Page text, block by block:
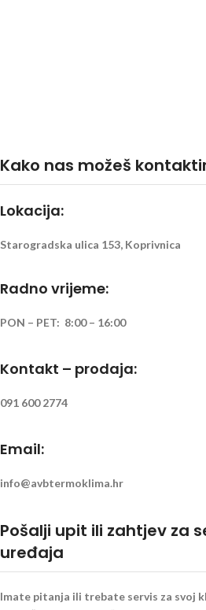
Kako nas možeš
Lokacija:
Starogradska ulica 153, Koprivnica
Radno vrijeme:
PON – PET: 8:00 – 16:00
Kontakt – prodaja:
091 600 2774
Email:
info@avbtermoklima.hr
Pošalji upit ili zahtjev za
uređaja
Imate pitanja ili trebate servis za svoj